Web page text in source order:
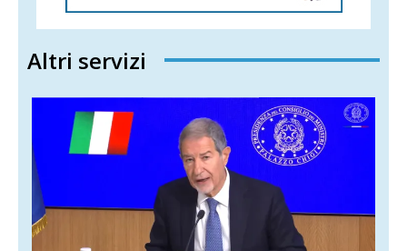
Altri servizi